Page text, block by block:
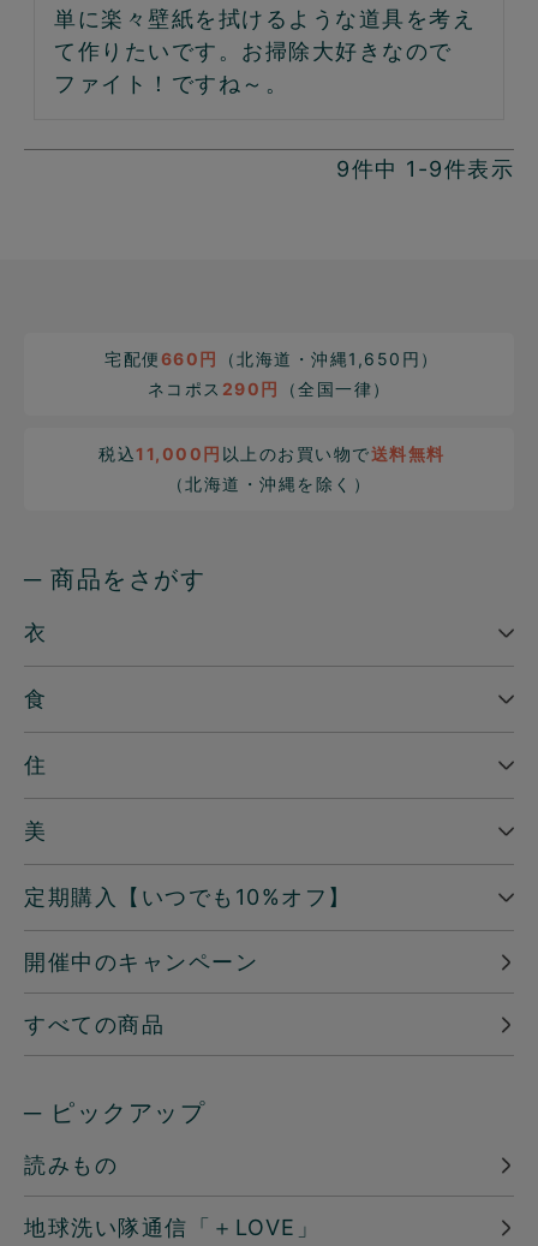
単に楽々壁紙を拭けるような道具を考え
て作りたいです。お掃除大好きなので
ファイト！ですね～。
9件中 1 -9件表示
宅配便660円
（北海道・沖縄1,650円）
ネコポス 290円 （全国一律）
税込11,000円 以上のお買い物で送料無料
（北海道・沖縄を除く）
─ 商品をさがす
衣
食
住
美
定期購入【いつでも10%オフ】
開催中のキャンペーン
すべての商品
─ ピックアップ
読みもの
地球洗い隊通信「＋LOVE」